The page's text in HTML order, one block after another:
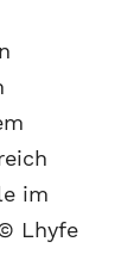
im
Lhyfe